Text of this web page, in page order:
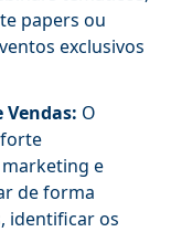
papers ou
exclusivos
O
e
de forma
identificar os